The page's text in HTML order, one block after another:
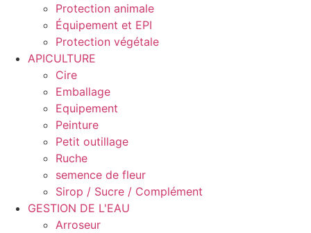
Protection animale
Équipement et EPI
Protection végétale
APICULTURE
Cire
Emballage
Equipement
Peinture
Petit outillage
Ruche
semence de fleur
Sirop / Sucre / Complément
GESTION DE L'EAU
Arroseur